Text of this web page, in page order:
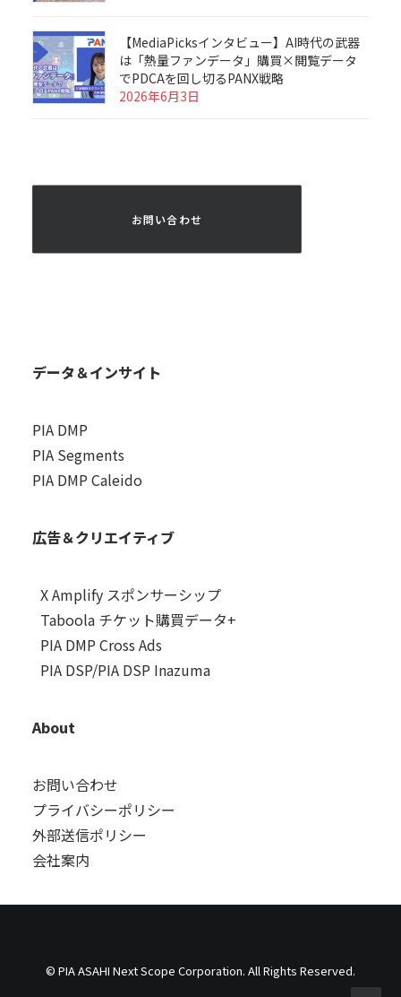
【MediaPicksインタビュー】AI時代の武器
は「熱量ファンデータ」購買×閲覧データ
でPDCAを回し切るPANX戦略
2026年6月3日
お問い合わせ
データ＆インサイト
PIA DMP
PIA Segments
PIA DMP Caleido
広告＆クリエイティブ
X Amplify スポンサーシップ
Taboola チケット購買データ+
PIA DMP Cross Ads
PIA DSP/PIA DSP Inazuma
About
お問い合わせ
プライバシーポリシー
外部送信ポリシー
会社案内
© PIA ASAHI Next Scope Corporation. All Rights Reserved.